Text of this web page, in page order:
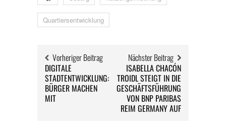
Quartiersentwicklung
Vorheriger Beitrag
DIGITALE
STADTENTWICKLUNG:
BÜRGER MACHEN
MIT
Nächster Beitrag
ISABELLA CHACÓN
TROIDL STEIGT IN DIE
GESCHÄFTSFÜHRUNG
VON BNP PARIBAS
REIM GERMANY AUF